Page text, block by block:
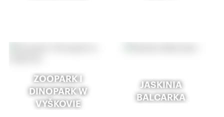
ZOOPARK I
DINOPARK W
VYŠKOVIE
JASKINIA
BALCARKA